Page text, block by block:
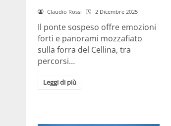
Claudio Rossi 2 Dicembre 2025
Il ponte sospeso offre emozioni
forti e panorami mozzafiato
sulla forra del Cellina, tra
percorsi…
Leggi di più